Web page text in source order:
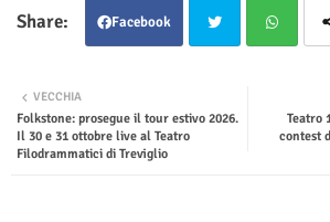
Facebook
ter
Teatro
contest
VECCHIA
Folkstone: prosegue il tour estivo 2026.
Il 30 e 31 ottobre live al Teatro
Filodrammatici di Treviglio